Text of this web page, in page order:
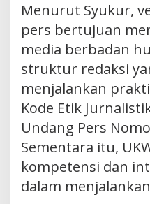
Menurut Syukur,
pers bertujuan
media berbadan
struktur redaksi
menjalankan
Kode Etik
Undang Pers
Sementara itu,
kompetensi dan
dalam